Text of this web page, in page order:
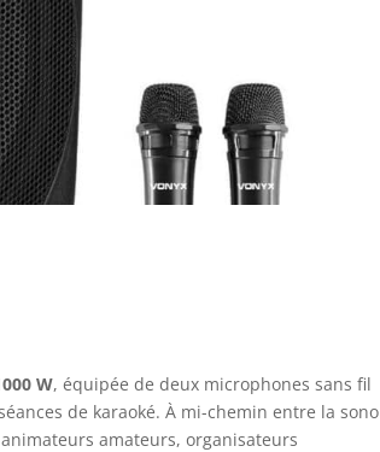
W, équipée de deux microphones sans fil
de karaoké. À mi-chemin entre la sono
amateurs, organisateurs